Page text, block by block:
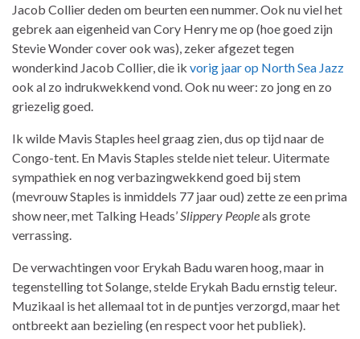
Jacob Collier deden om beurten een nummer. Ook nu viel het
gebrek aan eigenheid van Cory Henry me op (hoe goed zijn
Stevie Wonder cover ook was), zeker afgezet tegen
wonderkind Jacob Collier, die ik vorig jaar op North Sea Jazz
ook al zo indrukwekkend vond. Ook nu weer: zo jong en zo
griezelig goed.
Ik wilde Mavis Staples heel graag zien, dus op tijd naar de
Congo-tent. En Mavis Staples stelde niet teleur. Uitermate
sympathiek en nog verbazingwekkend goed bij stem
(mevrouw Staples is inmiddels 77 jaar oud) zette ze een prima
show neer, met Talking Heads’Slippery Peopleals grote
verrassing.
De verwachtingen voor Erykah Badu waren hoog, maar in
tegenstelling tot Solange, stelde Erykah Badu ernstig teleur.
Muzikaal is het allemaal tot in de puntjes verzorgd, maar het
ontbreekt aan bezieling (en respect voor het publiek).